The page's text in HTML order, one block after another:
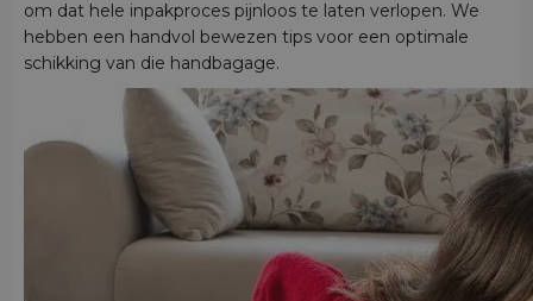
om dat hele inpakproces pijnloos te laten verlopen. We
hebben een handvol bewezen tips voor een optimale
schikking van die handbagage.